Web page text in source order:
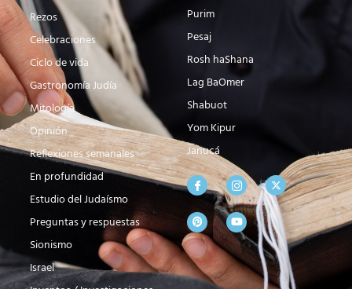
Rezos
Celebraciones
Ciclo de vida
Gastronomía Judía
Mitología
Opinión
Reflexiones semanales
En profundidad
Estudio del Judaísmo
Preguntas y respuestas
Sionismo
Israel
Purim
Pesaj
Rosh haShana
Lag BaOmer
Shabuot
Yom Kipur
Janucá